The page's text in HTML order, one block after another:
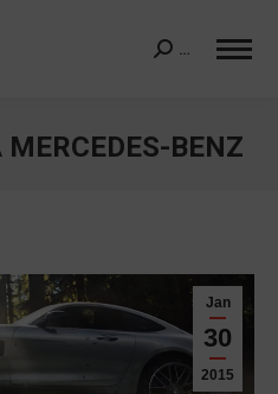
Search:
BENZ
Jan
30
2015